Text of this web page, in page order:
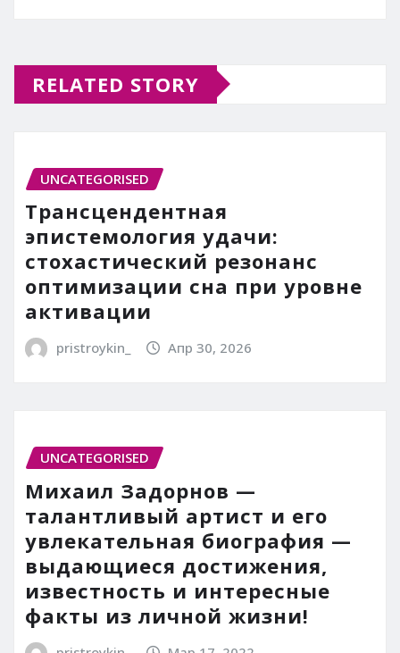
RELATED STORY
UNCATEGORISED
Трансцендентная
эпистемология удачи:
стохастический резонанс
оптимизации сна при уровне
активации
pristroykin_ Апр 30, 2026
UNCATEGORISED
Михаил Задорнов —
талантливый артист и его
увлекательная биография —
выдающиеся достижения,
известность и интересные
факты из личной жизни!